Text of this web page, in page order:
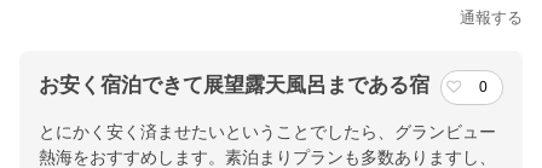
通報する
お安く宿泊できて展望露天風呂まである宿 0
とにかく安く済ませたいということでしたら、グランビュー
熱海をおすすめします。素泊まりプランも多数ありますし、